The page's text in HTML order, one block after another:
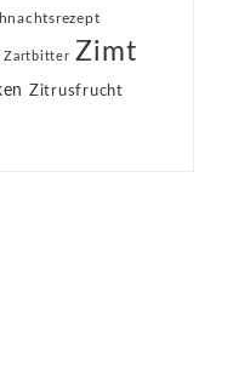
Zartbitter Zimt
Zitrusfrucht